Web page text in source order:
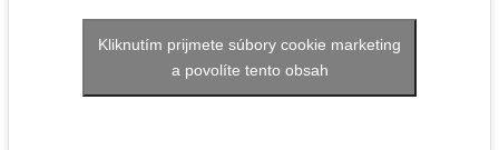
Kliknutím prijmete súbory cookie marketing
a povolíte tento obsah